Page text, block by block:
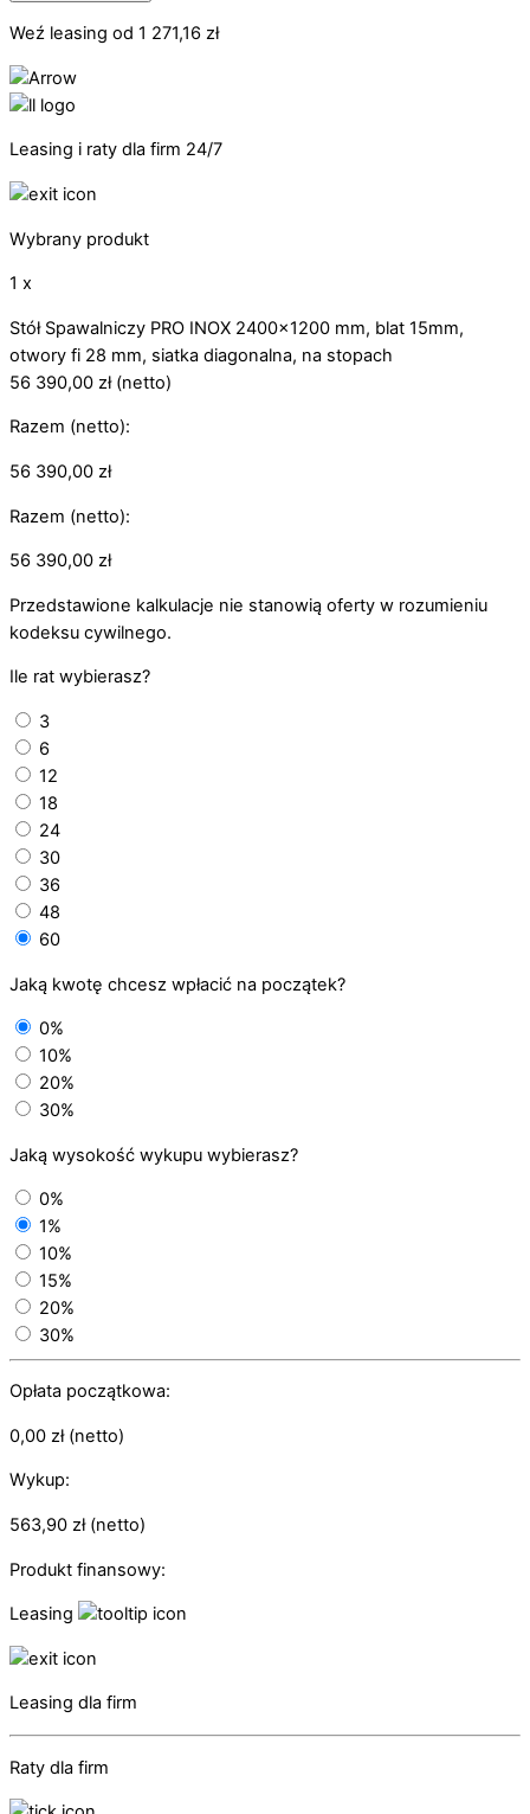
Weź leasing od 1 271,16 zł
Leasing i raty dla firm 24/7
Wybrany produkt
1 x
Stół Spawalniczy PRO INOX 2400x1200 mm, blat 15mm,
otwory fi 28 mm, siatka diagonalna, na stopach
56 390,00 zł(netto)
Razem (netto):
56 390,00 zł
Razem (netto):
56 390,00 zł
Przedstawione kalkulacje nie stanowią oferty w rozumieniu
kodeksu cywilnego.
Ile rat wybierasz?
3
6
12
18
24
30
36
48
60
Jaką kwotę chcesz wpłacić na początek?
0%
10%
20%
30%
Jaką wysokość wykupu wybierasz?
0%
1%
10%
15%
20%
30%
Opłata początkowa:
0,00 zł(netto)
Wykup:
563,90 zł(netto)
Produkt finansowy:
Leasing
Leasing dla firm
Raty dla firm